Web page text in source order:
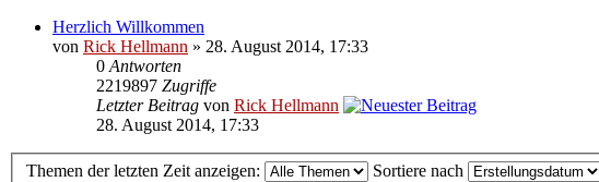
Herzlich Willkommen
von Rick Hellmann » 28. August 2014, 17:33
0 Antworten
2219897 Zugriffe
Letzter Beitrag von Rick Hellmann
28. August 2014, 17:33
Themen der letzten Zeit anzeigen: Sortiere nach